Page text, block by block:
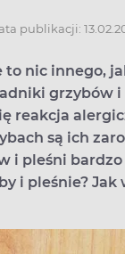
publikacji:
nic innego,
grzybów
reakcja
są ich
i pleśni
i pleśnie? Jak